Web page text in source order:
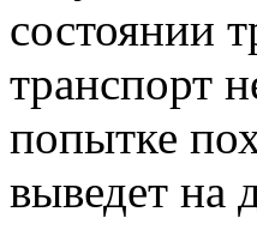
состоянии
транспорт
попытке
выведет на